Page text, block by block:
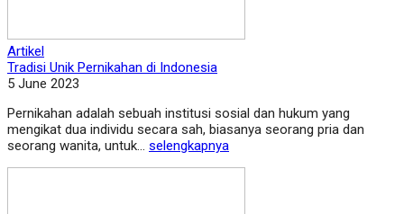
Artikel
Tradisi Unik Pernikahan di Indonesia
5 June 2023
Pernikahan adalah sebuah institusi sosial dan hukum yang
mengikat dua individu secara sah, biasanya seorang pria dan
seorang wanita, untuk... selengkapnya